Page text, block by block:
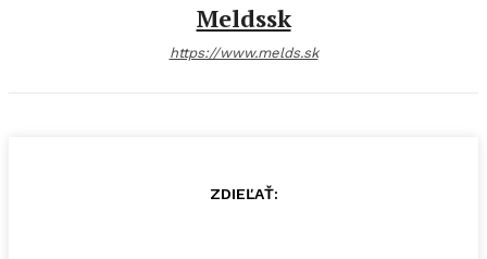
Meldssk
https://www.melds.sk
ZDIEĽAŤ: